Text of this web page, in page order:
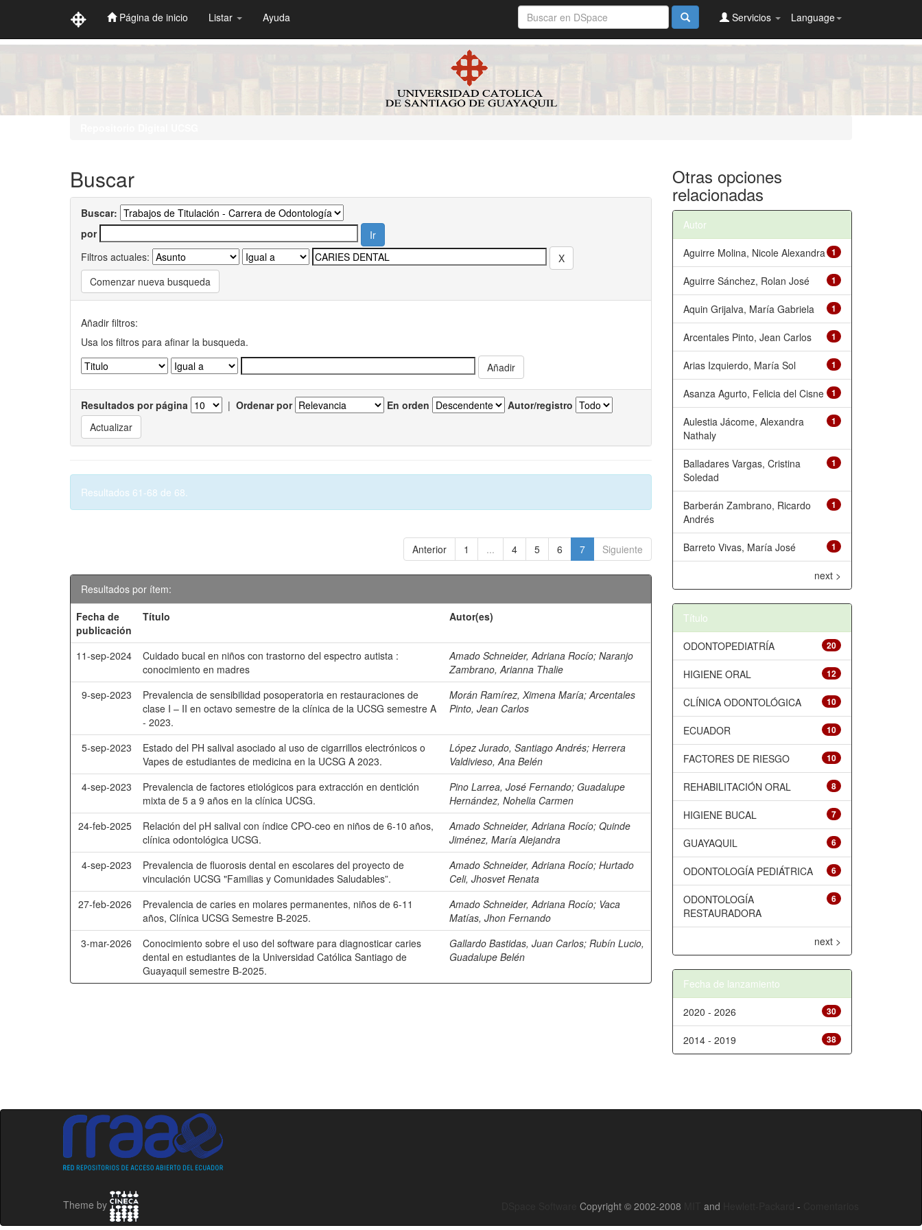
Página de inicio Listar Ayuda Language
Servicios
Buscar
Buscar:
por
Filtros actuales:
Comenzar nueva busqueda
Añadir filtros:
Usa los filtros para afinar la busqueda.
Resultados por página | Ordenar por En orden Autor/registro
Resultados 61-68 de 68.
Anterior 1 ... 4 5 6 7 Siguiente
Resultados por ítem:
Fecha de
publicación
Título Autor(es)
11-sep-2024
Cuidado bucal en niños con trastorno del espectro autista :
conocimiento en madres
Amado Schneider, Adriana Rocío;Naranjo
Zambrano, Arianna Thalie
9-sep-2023
Prevalencia de sensibilidad posoperatoria en restauraciones de
clase I – II en octavo semestre de la clínica de la UCSG semestre A
- 2023.
Morán Ramírez, Ximena María;Arcentales
Pinto, Jean Carlos
5-sep-2023
Estado del PH salival asociado al uso de cigarrillos electrónicos o
Vapes de estudiantes de medicina en la UCSG A 2023.
López Jurado, Santiago Andrés;Herrera
Valdivieso, Ana Belén
4-sep-2023
Prevalencia de factores etiológicos para extracción en dentición
mixta de 5 a 9 años en la clínica UCSG.
Pino Larrea, José Fernando;Guadalupe
Hernández, Nohelia Carmen
24-feb-2025
Relación del pH salival con índice CPO-ceo en niños de 6-10 años,
clínica odontológica UCSG.
Amado Schneider, Adriana Rocío;Quinde
Jiménez, María Alejandra
4-sep-2023
Prevalencia de fluorosis dental en escolares del proyecto de
vinculación UCSG "Familias y Comunidades Saludables”.
Amado Schneider, Adriana Rocío;Hurtado
Celi, Jhosvet Renata
27-feb-2026
Prevalencia de caries en molares permanentes, niños de 6-11
años, Clínica UCSG Semestre B-2025.
Amado Schneider, Adriana Rocío; Vaca
Matías, Jhon Fernando
3-mar-2026
Conocimiento sobre el uso del software para diagnosticar caries
dental en estudiantes de la Universidad Católica Santiago de
Guayaquil semestre B-2025.
Gallardo Bastidas, Juan Carlos;Rubín Lucio,
Guadalupe Belén
Otras opciones
relacionadas
Autor
1
Aguirre Molina, Nicole Alexandra
1
Aguirre Sánchez, Rolan José
1
Aquin Grijalva, María Gabriela
1
Arcentales Pinto, Jean Carlos
1
Arias Izquierdo, María Sol
1
Asanza Agurto, Felicia del Cisne
1
Aulestia Jácome, Alexandra
Nathaly
1
Balladares Vargas, Cristina
Soledad
1
Barberán Zambrano, Ricardo
Andrés
1
Barreto Vivas, María José
next >
Título
20
ODONTOPEDIATRÍA
12
HIGIENE ORAL
10
CLÍNICA ODONTOLÓGICA
10
ECUADOR
10
FACTORES DE RIESGO
8
REHABILITACIÓN ORAL
7
HIGIENE BUCAL
6
GUAYAQUIL
6
ODONTOLOGÍA PEDIÁTRICA
6
ODONTOLOGÍA
RESTAURADORA
next >
Fecha de lanzamiento
30
2020 - 2026
38
2014 - 2019
Theme by Copyright © 2002-2008 and -